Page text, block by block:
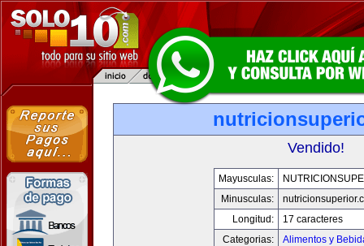
Vendido!
Mayusculas:
Minusculas:
Longitud:
17 caracteres
Categorias:
Alimentos y